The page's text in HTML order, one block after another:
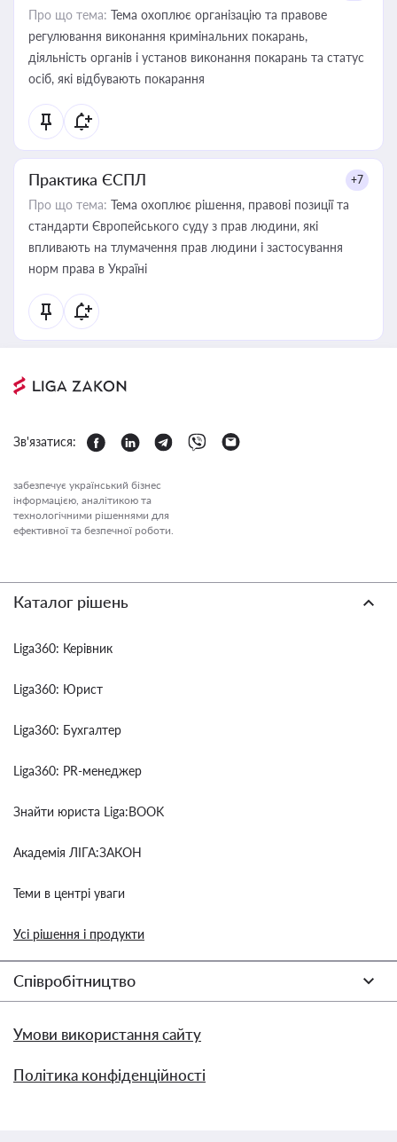
Про що тема: Тема охоплює організацію та правове
регулювання виконання кримінальних покарань,
діяльність органів і установ виконання покарань та статус
осіб, які відбувають покарання
Практика ЄСПЛ +7
Про що тема: Тема охоплює рішення, правові позиції та
стандарти Європейського суду з прав людини, які
впливають на тлумачення прав людини і застосування
норм права в Україні
Зв'язатися:
забезпечує український бізнес
інформацією, аналітикою та
технологічними рішеннями для
ефективної та безпечної роботи.
Каталог рішень
Liga360: Керівник
Liga360: Юрист
Liga360: Бухгалтер
Liga360: PR-менеджер
Знайти юриста Liga:BOOK
Академія ЛІГА:ЗАКОН
Теми в центрі уваги
Усі рішення і продукти
Співробітництво
Умови використання сайту
Політика конфіденційності